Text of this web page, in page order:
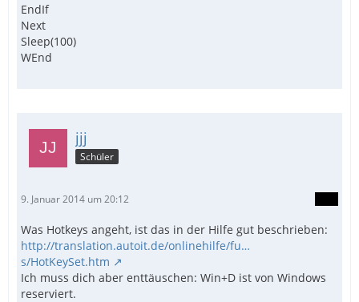
EndIf
Next
Sleep(100)
WEnd
jjj
Schüler
9. Januar 2014 um 20:12
Was Hotkeys angeht, ist das in der Hilfe gut beschrieben:
http://translation.autoit.de/onlinehilfe/fu…
s/HotKeySet.htm
Ich muss dich aber enttäuschen: Win+D ist von Windows
reserviert.